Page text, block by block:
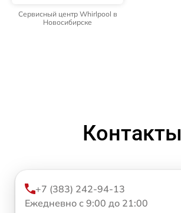
Сервисный центр Whirlpool в
Новосибирске
Контакты
+7 (383) 242-94-13
Ежедневно с 9:00 до 21:00